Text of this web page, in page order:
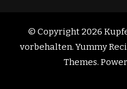
© Copyright 2026
vorbehalten. Yummy
Themes.